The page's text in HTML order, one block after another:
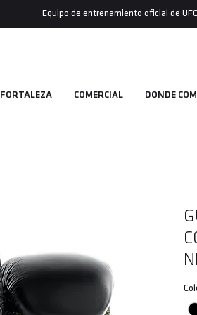
Equipo de entrenamiento oficial de UFC
FORTALEZA COMERCIAL DONDE